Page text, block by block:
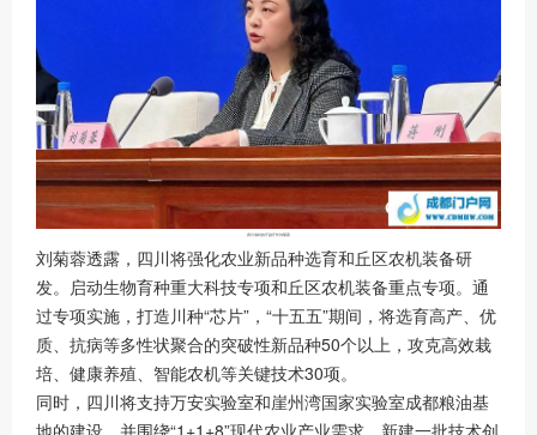
四川省科技厅副厅长刘菊蓉
刘菊蓉透露，四川将强化农业新品种选育和丘区农机装备研
发。启动生物育种重大科技专项和丘区农机装备重点专项。通
过专项实施，打造川种“芯片”，“十五五”期间，将选育高产、优
质、抗病等多性状聚合的突破性新品种50个以上，攻克高效栽
培、健康养殖、智能农机等关键技术30项。
同时，四川将支持万安实验室和崖州湾国家实验室成都粮油基
地的建设，并围绕“1+1+8”现代农业产业需求，新建一批技术创